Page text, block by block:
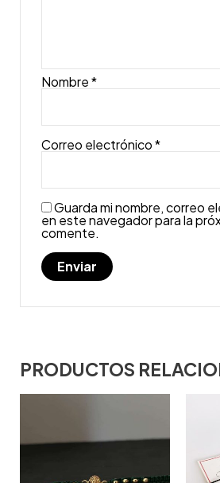
Nombre*
Correo electrónico*
Guarda mi nombre, correo
en este navegador para la
comente.
PRODUCTOS